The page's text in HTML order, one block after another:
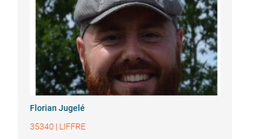
Florian Jugelé
35340 | LIFFRE